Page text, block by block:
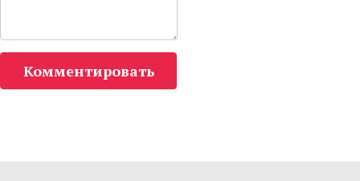
Комментировать